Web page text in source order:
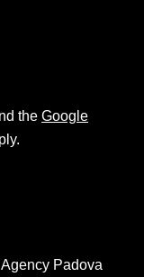
the Google
Padova